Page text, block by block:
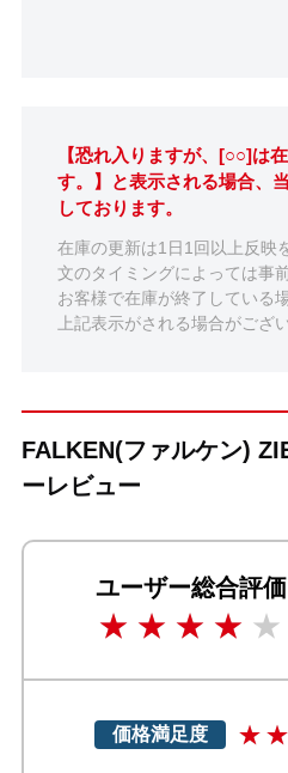
【恐れ入りますが、[○○]は
す。】と表示される場合、
しております。
在庫の更新は1日1回以上反映
文のタイミングによっては事
お客様で在庫が終了している
上記表示がされる場合がござ
FALKEN(ファルケン)
ーレビュー
ユーザー総合評価
価格満足度